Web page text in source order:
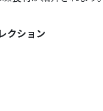
クション